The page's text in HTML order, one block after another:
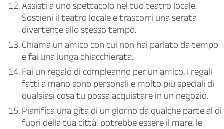
Assisti a uno spettacolo nel tuo teatro locale.
Sostieni il teatro locale e trascorri una serata
divertente allo stesso tempo.
Chiama un amico con cui non hai parlato da tempo
e fai una lunga chiacchierata.
Fai un regalo di compleanno per un amico. I regali
fatti a mano sono personali e molto più speciali di
qualsiasi cosa tu possa acquistare in un negozio.
Pianifica una gita di un giorno da qualche parte al di
fuori della tua città: potrebbe essere il mare, le